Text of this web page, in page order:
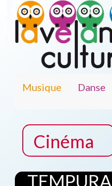
Musique Danse
Cinéma
TEMPURA